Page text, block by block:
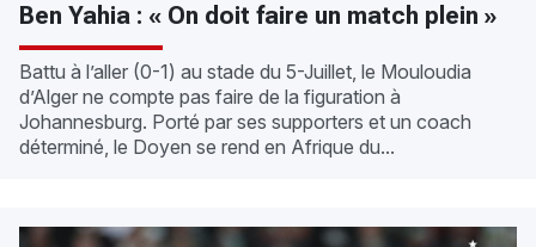
Ben Yahia : « On doit faire un match plein »
Battu à l’aller (0-1) au stade du 5-Juillet, le Mouloudia
d’Alger ne compte pas faire de la figuration à
Johannesburg. Porté par ses supporters et un coach
déterminé, le Doyen se rend en Afrique du...